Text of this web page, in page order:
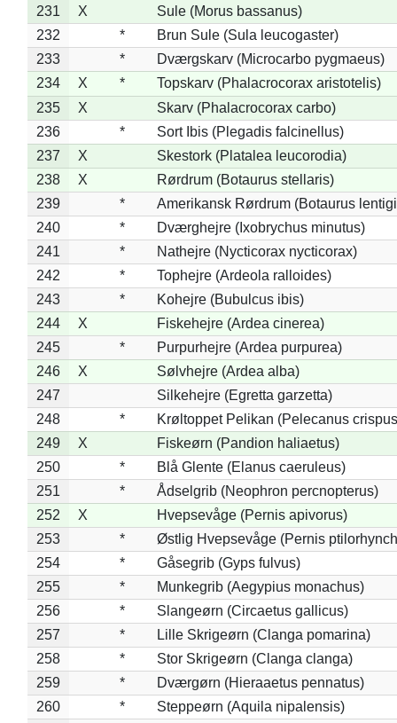
231 X
Sule (Morus bassanus)
232
*
Brun Sule (Sula leucogaster)
233
*
Dværgskarv (Microcarbo pygmaeus)
234
X *
Topskarv (Phalacrocorax aristotelis)
235
X
Skarv (Phalacrocorax carbo)
236
*
Sort Ibis (Plegadis falcinellus)
237
X
Skestork (Platalea leucorodia)
238
X
Rørdrum (Botaurus stellaris)
239
*
Amerikansk Rørdrum (Botaurus
240
*
Dværghejre (Ixobrychus minutus)
241
*
Nathejre (Nycticorax nycticorax)
242
*
Tophejre (Ardeola ralloides)
243
*
Kohejre (Bubulcus ibis)
244
X
Fiskehejre (Ardea cinerea)
245
*
Purpurhejre (Ardea purpurea)
246
X
Sølvhejre (Ardea alba)
247
Silkehejre (Egretta garzetta)
248
*
Krøltoppet Pelikan (Pelecanus
249
X
Fiskeørn (Pandion haliaetus)
250
*
Blå Glente (Elanus caeruleus)
251
*
Ådselgrib (Neophron percnopterus)
252
X
Hvepsevåge (Pernis apivorus)
253
*
Østlig Hvepsevåge (Pernis
254
*
Gåsegrib (Gyps fulvus)
255
*
Munkegrib (Aegypius monachus)
256
*
Slangeørn (Circaetus gallicus)
257
*
Lille Skrigeørn (Clanga pomarina)
258
*
Stor Skrigeørn (Clanga clanga)
259
*
Dværgørn (Hieraaetus pennatus)
260
*
Steppeørn (Aquila nipalensis)